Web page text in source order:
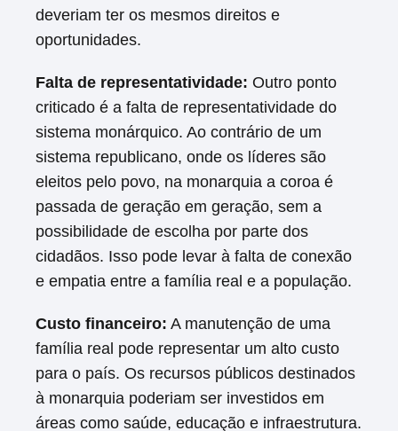
deveriam ter os mesmos direitos e
oportunidades.
Falta de representatividade: Outro ponto
criticado é a falta de representatividade do
sistema monárquico. Ao contrário de um
sistema republicano, onde os líderes são
eleitos pelo povo, na monarquia a coroa é
passada de geração em geração, sem a
possibilidade de escolha por parte dos
cidadãos. Isso pode levar à falta de conexão
e empatia entre a família real e a população.
Custo financeiro: A manutenção de uma
família real pode representar um alto custo
para o país. Os recursos públicos destinados
à monarquia poderiam ser investidos em
áreas como saúde, educação e infraestrutura.